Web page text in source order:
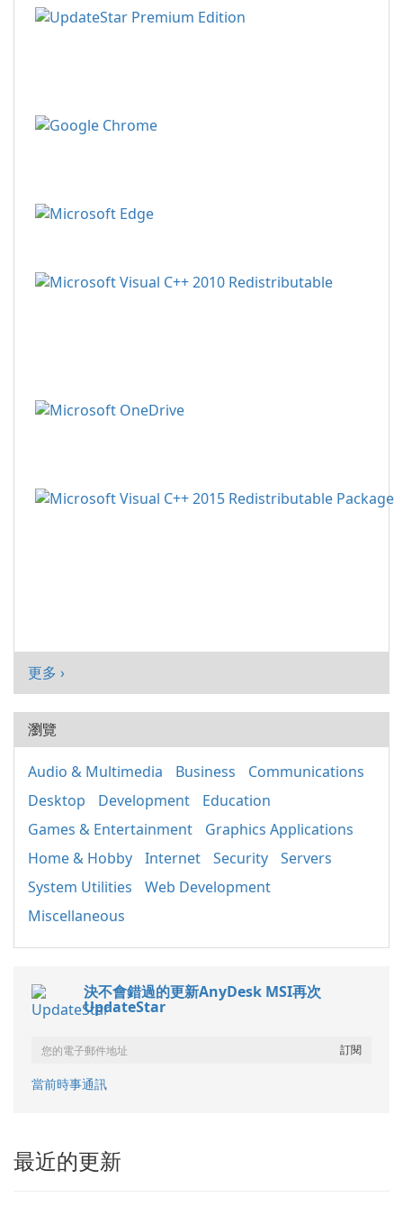
更多 ›
瀏覽
Audio & Multimedia Business
Communications
Desktop
Development
Education
Games & Entertainment
Graphics Applications
Home & Hobby
Internet Security
Servers
System Utilities
Web Development
Miscellaneous
決不會錯過的更新AnyDesk MSI再次
UpdateStar
當前時事通訊
最近的更新